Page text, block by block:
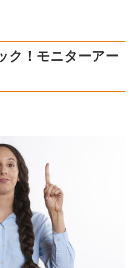
ク！モニターアー